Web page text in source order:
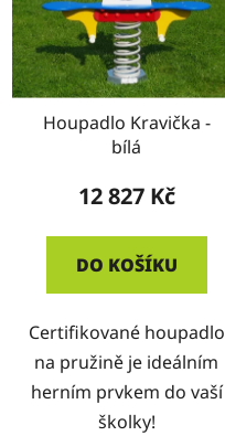
Houpadlo Kravička -
bílá
12 827 Kč
DO KOŠÍKU
Certifikované houpadlo
na pružině je ideálním
herním prvkem do vaší
školky!